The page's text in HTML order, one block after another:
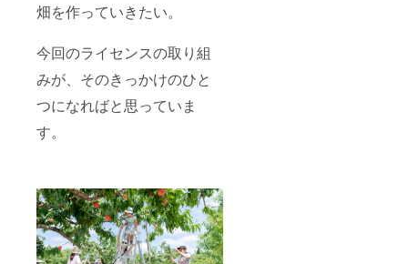
畑を作っていきたい。
今回のライセンスの取り組
みが、そのきっかけのひと
つになればと思っていま
す。